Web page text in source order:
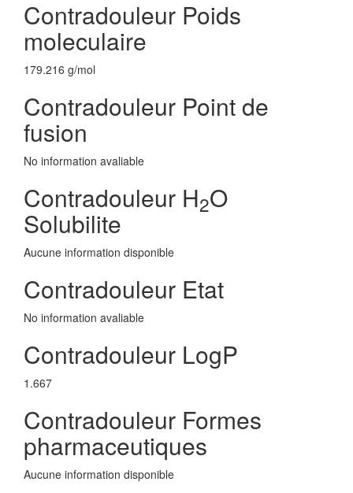
Contradouleur Poids
moleculaire
179.216 g/mol
Contradouleur Point de
fusion
No information avaliable
Contradouleur H2O
Solubilite
Aucune information disponible
Contradouleur Etat
No information avaliable
Contradouleur LogP
1.667
Contradouleur Formes
pharmaceutiques
Aucune information disponible